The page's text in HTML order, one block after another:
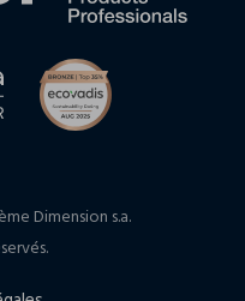
Dimension s.a.